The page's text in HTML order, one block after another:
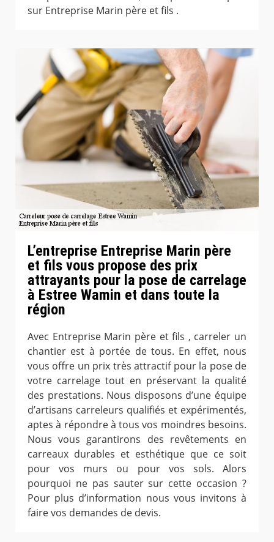
sur Entreprise Marin père et fils .
L’entreprise Entreprise Marin père
et fils vous propose des prix
attrayants pour la pose de carrelage
à Estree Wamin et dans toute la
région
Avec Entreprise Marin père et fils , carreler un
chantier est à portée de tous. En effet, nous
vous offre un prix très attractif pour la pose de
votre carrelage tout en préservant la qualité
des prestations. Nous disposons d’une équipe
d’artisans carreleurs qualifiés et expérimentés,
aptes à répondre à tous vos moindres besoins.
Nous vous garantirons des revêtements en
carreaux durables et esthétique que ce soit
pour vos murs ou pour vos sols. Alors
pourquoi ne pas sauter sur cette occasion ?
Pour plus d’information nous vous invitons à
faire vos demandes de devis.